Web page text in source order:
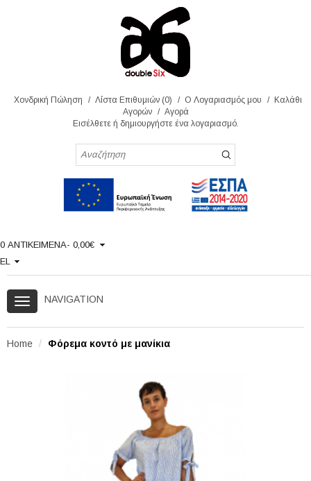
Χονδρική Πώληση Λίστα Επιθυμιών (0) Ο Λογαριασμός μου
Καλάθι
Αγορών
Αγορά
Εισέλθετεή δημιουργήστεένα λογαριασμό.
0 ΑΝΤΙΚΕΙΜΕΝΑ- 0,00€
EL
NAVIGATION
Home Φόρεμα κοντό με μανίκια